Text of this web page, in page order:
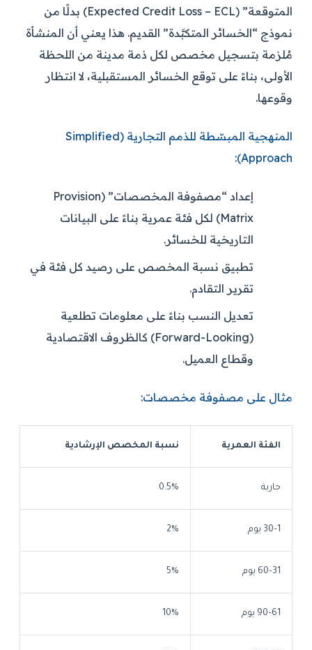
المتوقعة” (Expected Credit Loss – ECL) بدلًا من
نموذج “الخسائر المتكبَّدة” القديم. هذا يعني أن المنشأة
مُلزمة بتسجيل مخصص لكل ذمة مدينة من اللحظة
الأولى، بناءً على توقع الخسائر المستقبلية، لا انتظار
وقوعها.
المنهجية المبسّطة للذمم التجارية (Simplified
Approach):
إعداد “مصفوفة المخصصات” (Provision
Matrix) لكل فئة عمرية بناءً على البيانات
التاريخية للخسائر.
تطبيق نسبة المخصص على رصيد كل فئة في
تقرير التقادم.
تعديل النسب بناءً على معلومات تطلعية
(Forward-Looking) كالظروف الاقتصادية
وقطاع العميل.
مثال على مصفوفة مخصصات:
الفئة العمرية نسبة المخصص الإرشادية
جارية 0.5%
1–30 يوم 2%
31–60 يوم 5%
61–90 يوم 10%